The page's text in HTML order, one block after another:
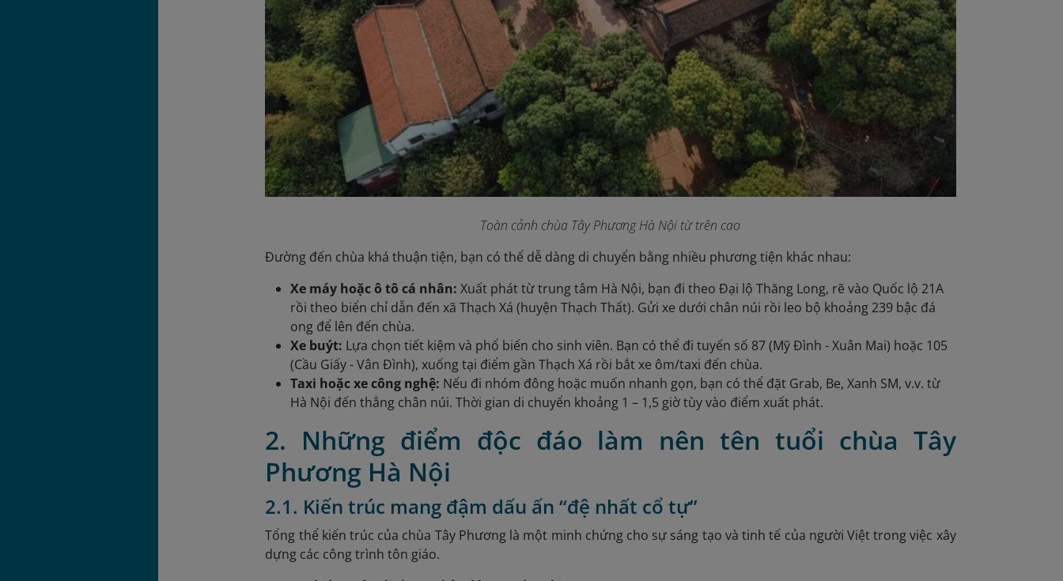
Toàn cảnh chùa Tây Phương Hà Nội từ trên cao
Đường đến chùa khá thuận tiện, bạn có thể dễ dàng di chuyển bằng nhiều phương tiện khác nhau:
Xe máy hoặc ô tô cá nhân: Xuất phát từ trung tâm Hà Nội, bạn đi theo Đại lộ Thăng Long, rẽ vào Quốc lộ 21A
rồi theo biển chỉ dẫn đến xã Thạch Xá (huyện Thạch Thất). Gửi xe dưới chân núi rồi leo bộ khoảng 239 bậc đá
ong để lên đến chùa.
Xe buýt: Lựa chọn tiết kiệm và phổ biến cho sinh viên. Bạn có thể đi tuyến số 87 (Mỹ Đình - Xuân Mai) hoặc 105
(Cầu Giấy - Vân Đình), xuống tại điểm gần Thạch Xá rồi bắt xe ôm/taxi đến chùa.
Taxi hoặc xe công nghệ: Nếu đi nhóm đông hoặc muốn nhanh gọn, bạn có thể đặt Grab, Be, Xanh SM, v.v. từ
Hà Nội đến thẳng chân núi. Thời gian di chuyển khoảng 1 – 1,5 giờ tùy vào điểm xuất phát.
2. Những điểm độc đáo làm nên tên tuổi chùa Tây
Phương Hà Nội
2.1. Kiến trúc mang đậm dấu ấn “đệ nhất cổ tự”
Tổng thể kiến trúc của chùa Tây Phương là một minh chứng cho sự sáng tạo và tinh tế của người Việt trong việc xây
dựng các công trình tôn giáo.